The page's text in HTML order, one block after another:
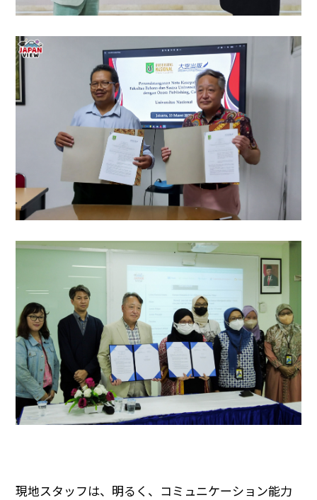
現地スタッフは、明るく、コミュニケーション能力